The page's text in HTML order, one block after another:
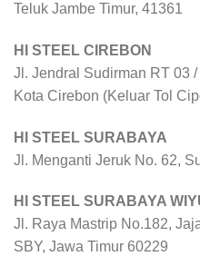
Teluk Jambe Timur, 41361
HI STEEL CIREBON
Jl. Jendral Sudirman RT 03
Kota Cirebon (Keluar Tol
HI STEEL SURABAYA
Jl. Menganti Jeruk No. 62,
HI STEEL SURABAYA
Jl. Raya Mastrip No.182,
SBY, Jawa Timur 60229